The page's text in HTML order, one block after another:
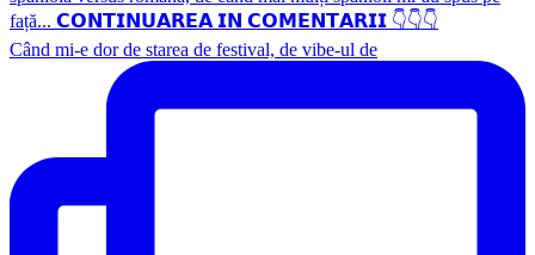
Când mi-e dor de starea de festival, de vibe-ul de